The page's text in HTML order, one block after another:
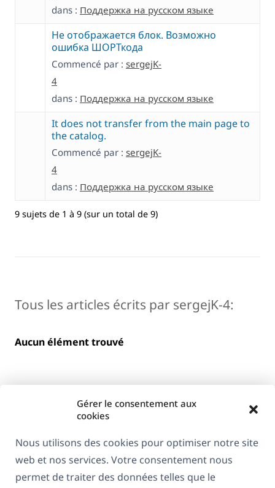
Gérer le consentement aux
cookies
Nous utilisons des cookies pour optimiser notre site
web et nos services. Votre consentement nous
permet de traiter des données telles que le
dans : Поддержка на русском языке
Не отображается блок. Возможно
ошибка ШОРТкода
Commencé par : sergejK-
4
dans : Поддержка на русском языке
It does not transfer from the main page to
the catalog.
Commencé par : sergejK-
4
dans : Поддержка на русском языке
9 sujets de 1 à 9 (sur un total de 9)
Tous les articles écrits par sergejK-4:
Aucun élément trouvé